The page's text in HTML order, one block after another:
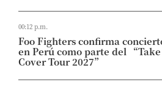
00:12 p.m.
Foo Fighters confirma
en Perú como parte del “Take
Cover Tour 2027”